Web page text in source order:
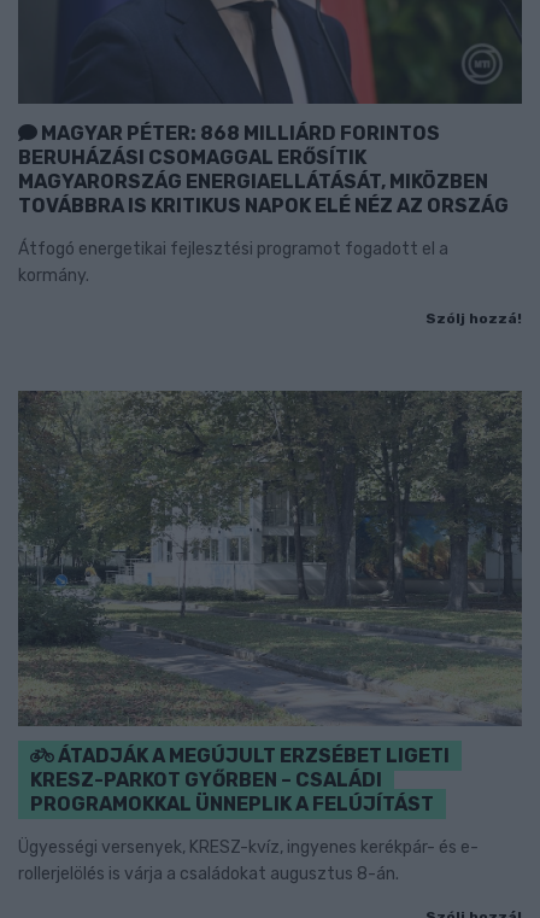
MAGYAR PÉTER: 868 MILLIÁRD FORINTOS
BERUHÁZÁSI CSOMAGGAL ERŐSÍTIK
MAGYARORSZÁG ENERGIAELLÁTÁSÁT, MIKÖZBEN
TOVÁBBRA IS KRITIKUS NAPOK ELÉ NÉZ AZ ORSZÁG
Átfogó energetikai fejlesztési programot fogadott el a
kormány.
Szólj hozzá!
ÁTADJÁK A MEGÚJULT ERZSÉBET LIGETI
KRESZ-PARKOT GYŐRBEN – CSALÁDI
PROGRAMOKKAL ÜNNEPLIK A FELÚJÍTÁST
Ügyességi versenyek, KRESZ-kvíz, ingyenes kerékpár- és e-
rollerjelölés is várja a családokat augusztus 8-án.